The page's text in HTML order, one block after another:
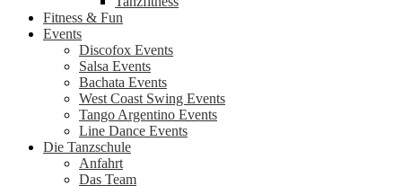
Fitness & Fun
Events
Discofox Events
Salsa Events
Bachata Events
West Coast Swing Events
Tango Argentino Events
Line Dance Events
Die Tanzschule
Anfahrt
Das Team